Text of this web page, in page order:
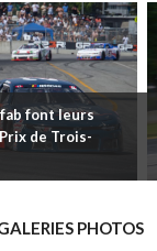
font leurs
de Trois-
inspiré de
PHOTOS